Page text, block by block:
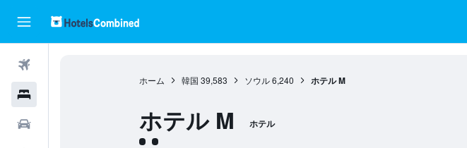
ホーム 韓国 39,583 ソウル 6,240 ホテル M
ホテル M ホテル
2​クラス評価